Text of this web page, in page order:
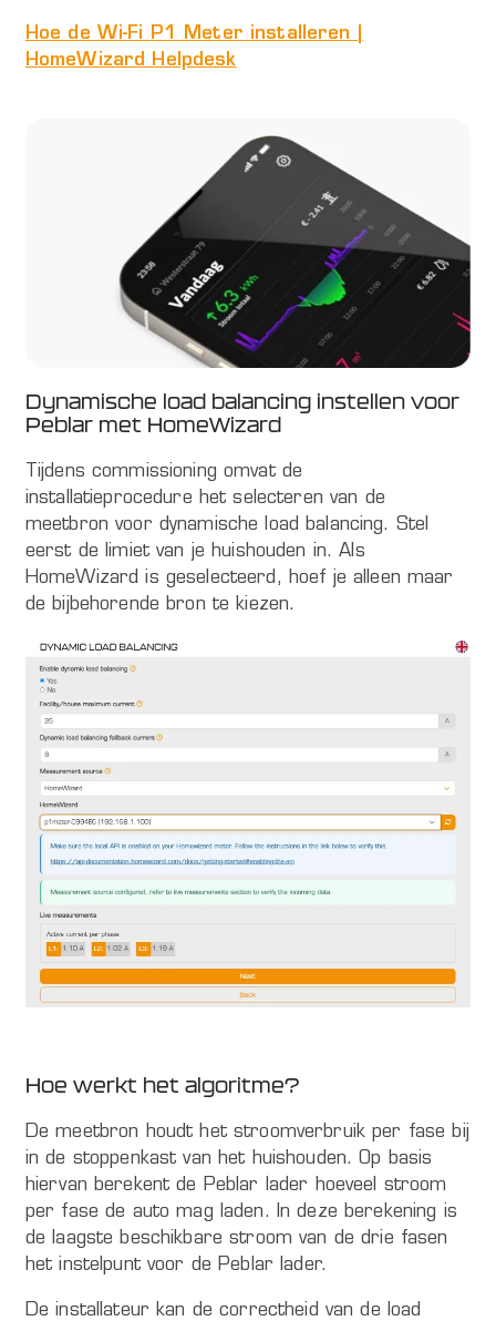
Hoe de Wi-Fi P1 Meter installeren |
HomeWizard Helpdesk
Dynamische load balancing instellen voor
Peblar met HomeWizard
Tijdens commissioning omvat de
installatieprocedure het selecteren van de
meetbron voor dynamische load balancing. Stel
eerst de limiet van je huishouden in. Als
HomeWizard is geselecteerd, hoef je alleen maar
de bijbehorende bron te kiezen.
Hoe werkt het algoritme?
De meetbron houdt het stroomverbruik per fase bij
in de stoppenkast van het huishouden. Op basis
hiervan berekent de Peblar lader hoeveel stroom
per fase de auto mag laden. In deze berekening is
de laagste beschikbare stroom van de drie fasen
het instelpunt voor de Peblar lader.
De installateur kan de correctheid van de load